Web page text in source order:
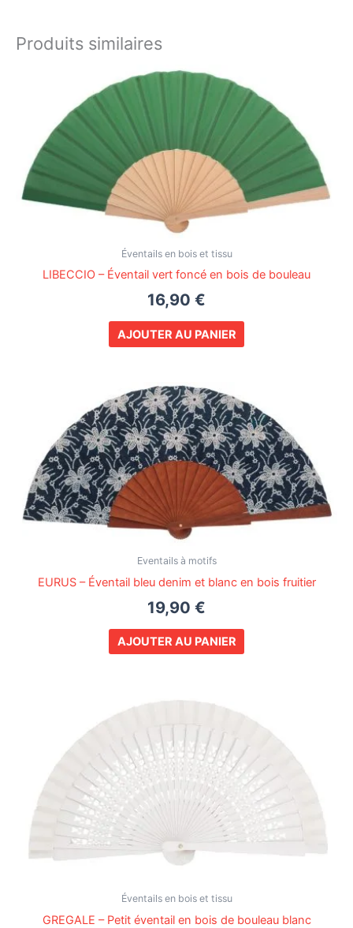
Produits similaires
Éventails en bois et tissu
LIBECCIO – Éventail vert foncé en bois de bouleau
16,90 €
AJOUTER AU PANIER
Eventails à motifs
EURUS – Éventail bleu denim et blanc en bois fruitier
19,90 €
AJOUTER AU PANIER
Éventails en bois et tissu
GREGALE – Petit éventail en bois de bouleau blanc